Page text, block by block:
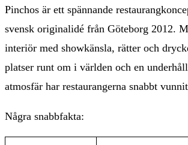
Pinchos är ett spännande
svensk originalidé från Göteborg 2012.
interiör med showkänsla, rätter och
platser runt om i världen och en
atmosfär har restaurangerna snabbt
Några snabbfakta: